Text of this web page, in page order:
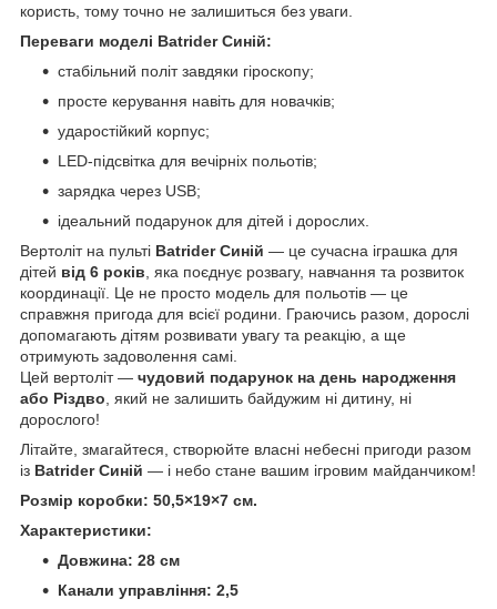
користь, тому точно не залишиться без уваги.
Переваги моделі Batrider Синій:
стабільний політ завдяки гіроскопу;
просте керування навіть для новачків;
ударостійкий корпус;
LED-підсвітка для вечірніх польотів;
зарядка через USB;
ідеальний подарунок для дітей і дорослих.
Вертоліт на пульті Batrider Синій — це сучасна іграшка для
дітей від 6 років , яка поєднує розвагу, навчання та розвиток
координації. Це не просто модель для польотів — це
справжня пригода для всієї родини. Граючись разом, дорослі
допомагають дітям розвивати увагу та реакцію, а ще
отримують задоволення самі.
Цей вертоліт — чудовий подарунок на день народження
або Різдво , який не залишить байдужим ні дитину, ні
дорослого!
Літайте, змагайтеся, створюйте власні небесні пригоди разом
із Batrider Синій — і небо стане вашим ігровим майданчиком!
Розмір коробки: 50,5×19×7 см.
Характеристики:
Довжина: 28 см
Канали управління: 2,5